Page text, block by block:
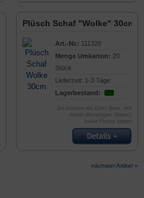
Plüsch Schaf "Wolke" 30cm
Art.-Nr.: 111320
Menge Umkarton: 20
Stück
Lieferzeit: 1-3 Tage
Lagerbestand:
Sie können als Gast (bzw. mit
Ihrem derzeitigen Status)
keine Preise sehen
nächster Artikel »